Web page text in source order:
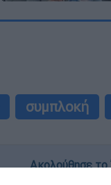
συμπλοκή
Ακολούθησε το